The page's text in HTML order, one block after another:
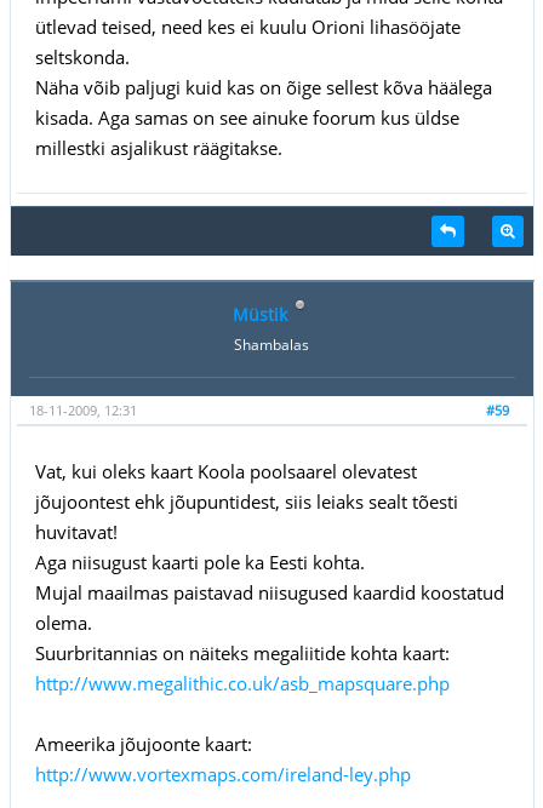
ütlevad teised, need kes ei kuulu Orioni lihasööjate
seltskonda.
Näha võib paljugi kuid kas on õige sellest kõva häälega
kisada. Aga samas on see ainuke foorum kus üldse
millestki asjalikust räägitakse.
Müstik
Shambalas
#59
18-11-2009, 12:31
Vat, kui oleks kaart Koola poolsaarel olevatest
jõujoontest ehk jõupuntidest, siis leiaks sealt tõesti
huvitavat!
Aga niisugust kaarti pole ka Eesti kohta.
Mujal maailmas paistavad niisugused kaardid koostatud
olema.
Suurbritannias on näiteks megaliitide kohta kaart:
http://www.megalithic.co.uk/asb_mapsquare.php
Ameerika jõujoonte kaart:
http://www.vortexmaps.com/ireland-ley.php